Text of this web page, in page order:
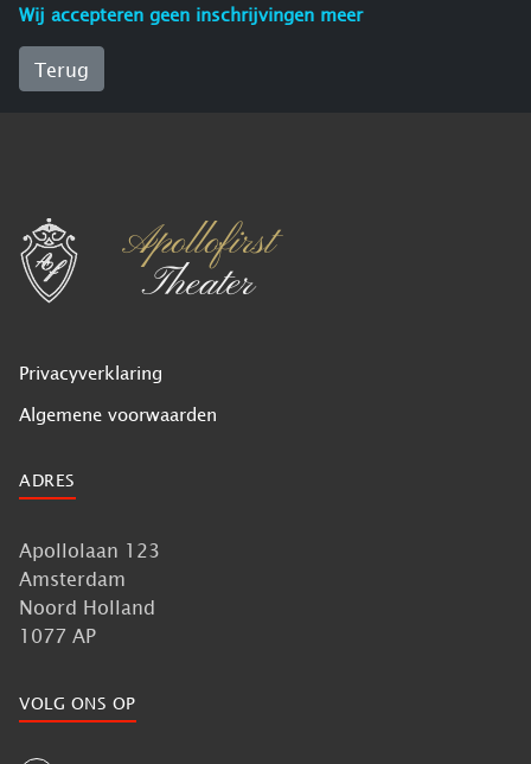
Wij accepteren geen inschrijvingen meer
Terug
Privacyverklaring
Algemene voorwaarden
ADRES
Apollolaan 123
Amsterdam
Noord Holland
1077 AP
VOLG ONS OP